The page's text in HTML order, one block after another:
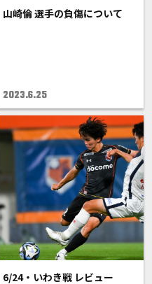
山崎倫 選手の負傷について
2023.6.25
6/24・いわき戦 レビュー